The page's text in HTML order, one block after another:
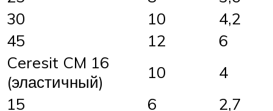
30
10
4,2
45
12
6
Ceresit CM 16
(эластичный)
10
4
15
6
2,7